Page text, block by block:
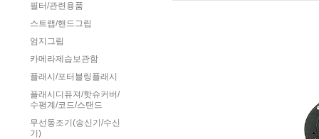
필터/관련용품
스트랩/핸드그립
엄지그립
카메라제습보관함
플래시/포터블링플래시
플래시디퓨져/핫슈커버/
수평계/코드/스탠드
무선동조기(송신기/수신
기)